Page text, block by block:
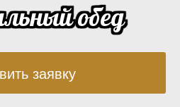
обед
заявку